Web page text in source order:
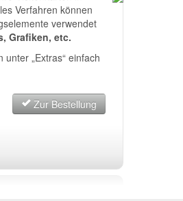
Verfahren können
verwendet
Grafiken, etc.
„Extras“ einfach
Zur Bestellung